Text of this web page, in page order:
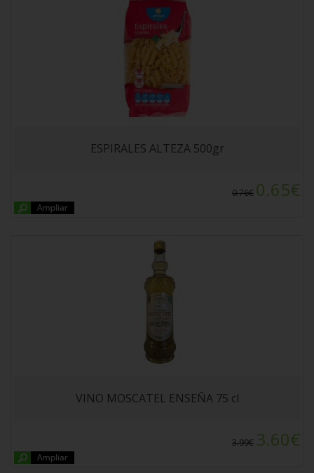
ESPIRALES ALTEZA 500gr
0.76€ 0.65€
VINO MOSCATEL ENSEÑA 75 cl
VINO MOSCATEL ENSEÑA 75 cl
3.99€ 3.60€
CERVEZA EMDBRAU Botella 1L